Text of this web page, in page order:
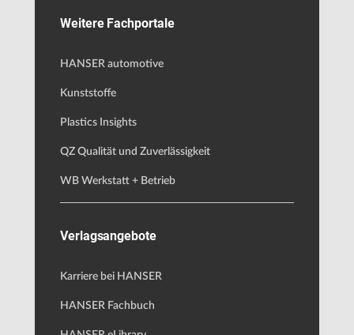
Weitere Fachportale
HANSER automotive
Kunststoffe
Plastics Insights
QZ Qualität und Zuverlässigkeit
WB Werkstatt + Betrieb
Verlagsangebote
Karriere bei HANSER
HANSER Fachbuch